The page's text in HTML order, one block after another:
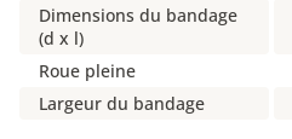
Dimensions du bandage
(d x l)
Roue pleine
Largeur du bandage